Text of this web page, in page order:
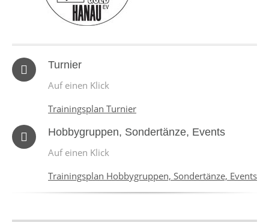
Turnier
Auf einen Klick
Trainingsplan Turnier
Hobbygruppen, Sondertänze, Events
Auf einen Klick
Trainingsplan Hobbygruppen, Sondertänze, Events